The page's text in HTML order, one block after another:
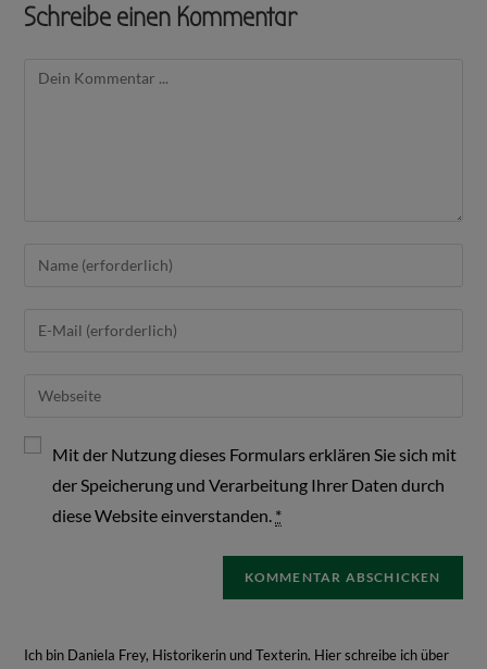
Schreibe einen Kommentar
Mit der Nutzung dieses Formulars erklären Sie sich mit
der Speicherung und Verarbeitung Ihrer Daten durch
diese Website einverstanden. *
Ich bin Daniela Frey, Historikerin und Texterin. Hier schreibe ich über